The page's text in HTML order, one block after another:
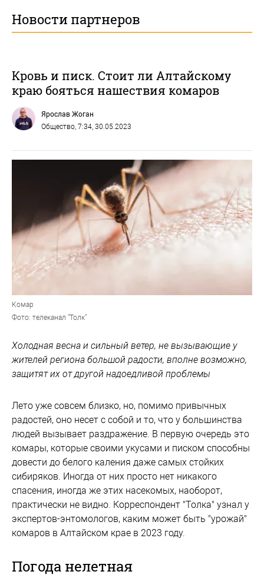
Новости партнеров
Кровь и писк. Стоит ли Алтайскому
краю бояться нашествия комаров
Ярослав Жоган
Общество, 7:34, 30.05.2023
Комар
Фото: телеканал "Толк"
Холодная весна и сильный ветер, не вызывающие у
жителей региона большой радости, вполне возможно,
защитят их от другой надоедливой проблемы
Лето уже совсем близко, но, помимо привычных
радостей, оно несет с собой и то, что у большинства
людей вызывает раздражение. В первую очередь это
комары, которые своими укусами и писком способны
довести до белого каления даже самых стойких
сибиряков. Иногда от них просто нет никакого
спасения, иногда же этих насекомых, наоборот,
практически не видно. Корреспондент "Толка" узнал у
экспертов-энтомологов, каким может быть "урожай"
комаров в Алтайском крае в 2023 году.
Погода нелетная